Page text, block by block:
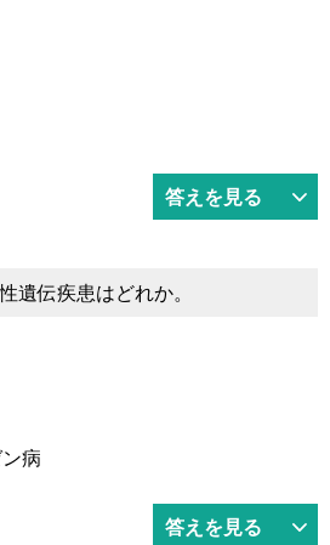
答えを見る
遺伝疾患はどれか。
病
答えを見る